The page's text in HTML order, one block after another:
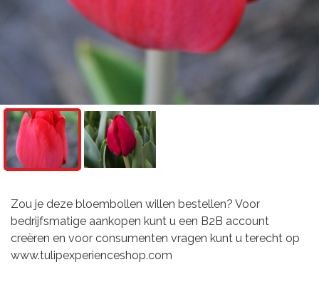
Zou je deze bloembollen willen bestellen? Voor
bedrijfsmatige aankopen kunt u een B2B account
creëren en voor consumenten vragen kunt u terecht op
www.tulipexperienceshop.com